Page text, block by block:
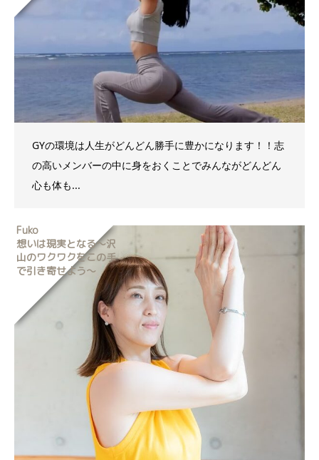
GYの環境は人生がどんどん勝手に豊かになります！！志
の高いメンバーの中に身をおくことでみんながどんどん
心も体も...
Fuko
想いは現実となる～沢
山のワクワクをこの手
で引き寄せよう～